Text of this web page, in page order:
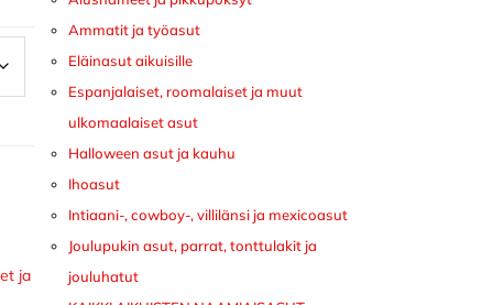
ja
Ammatit ja työasut
Eläinasut aikuisille
Espanjalaiset, roomalaiset ja muut
ulkomaalaiset asut
Halloween asut ja kauhu
Ihoasut
Intiaani-, cowboy-, villilänsi ja mexicoasut
Joulupukin asut, parrat, tonttulakit ja
jouluhatut